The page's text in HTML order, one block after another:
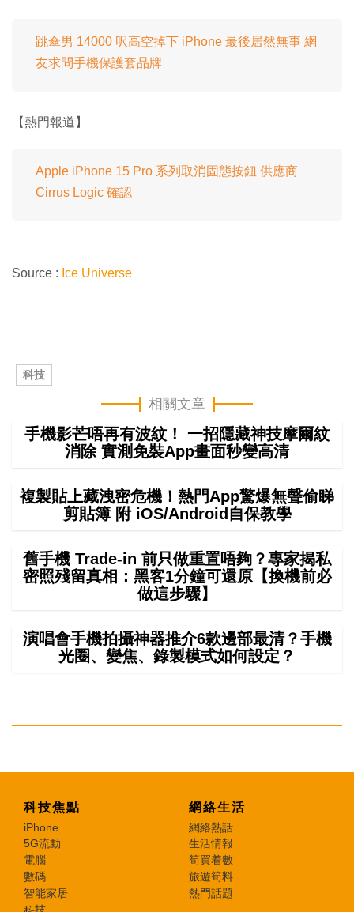
跳傘男 14000 呎高空掉下 iPhone 最後居然無事 網
友求問手機保護套品牌
【熱門報道】
Apple iPhone 15 Pro 系列取消固態按鈕 供應商
Cirrus Logic 確認
Source : Ice Universe
科技
相關文章
手機影芒唔再有波紋！ 一招隱藏神技摩爾紋
消除 實測免裝App畫面秒變高清
複製貼上藏洩密危機！熱門App驚爆無聲偷睇
剪貼簿 附 iOS/Android自保教學
舊手機 Trade-in 前只做重置唔夠？專家揭私
密照殘留真相：黑客1分鐘可還原【換機前必
做這步驟】
演唱會手機拍攝神器推介6款邊部最清？手機
光圈、變焦、錄製模式如何設定？
科技焦點
iPhone
5G流動
電腦
數碼
智能家居
科技
網絡生活
網絡熱話
生活情報
筍買着數
旅遊筍料
熱門話題